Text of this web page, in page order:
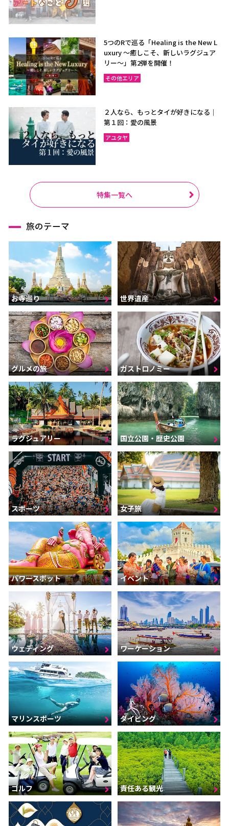
5つのRで巡る「Healing is the New L
uxury ～癒しこそ、新しいラグジュア
リー〜」第2弾を開催！
その他エリア
２人なら、もっとタイが好きになる｜
第１回：愛の風景
アユタヤ
特集一覧へ
旅のテーマ
お寺巡り 世界遺産
グルメの旅 ガストロノミー
ラグジュアリー 国立公園・歴史公園
スポーツ 女子旅
パワースポット イベント
ウェディング ワーケーション
マリンスポーツ ダイビング
ゴルフ 責任ある観光